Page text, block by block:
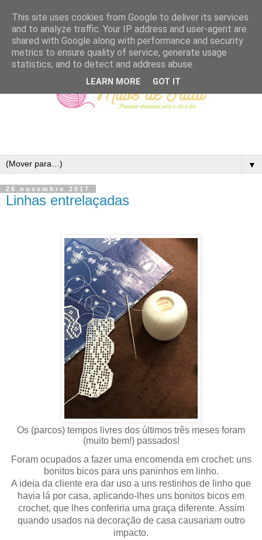
▼
26 novembro 2017
Linhas entrelaçadas
Os (parcos) tempos livres dos últimos três meses foram
(muito bem!) passados!
Foram ocupados a fazer uma encomenda em crochet: uns
bonitos bicos para uns paninhos em linho.
A ideia da cliente era dar uso a uns restinhos de linho que
havia lá por casa, aplicando-lhes uns bonitos bicos em
crochet, que lhes conferiria uma graça diferente. Assim
quando usados na decoração de casa causariam outro
impacto.
This site uses cookies from Google to deliver its services
and to analyze traffic. Your IP address and user-agent are
shared with Google along with performance and security
metrics to ensure quality of service, generate usage
statistics, and to detect and address abuse.
LEARN MORE GOT IT